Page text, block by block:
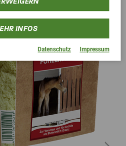
INFOS
Datenschutz Impressum